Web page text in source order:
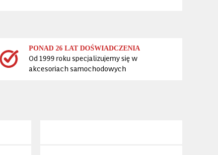
PONAD 26 LAT DOŚWIADCZENIA
Od 1999 roku specjalizujemy się w
akcesoriach samochodowych